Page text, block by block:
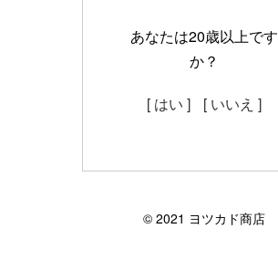
あなたは20歳以上です
か？
[ はい ] [ いいえ ]
©︎ 2021 ヨツカド商店